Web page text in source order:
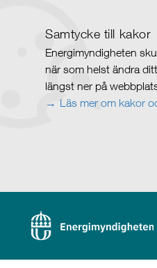
Samtycke till kakor
Energimyndigheten
när som helst ändra
längst ner på
Läs mer om kakor